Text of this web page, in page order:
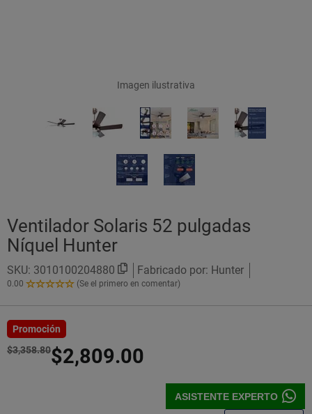
Imagen ilustrativa
Ventilador Solaris 52 pulgadas
Níquel Hunter
SKU: 3010100204880 Fabricado por: Hunter
0.00
0.00
Estrellas!
(Se el primero en comentar)
Promoción
$3,358.80$2,809.00
ASISTENTE EXPERTO